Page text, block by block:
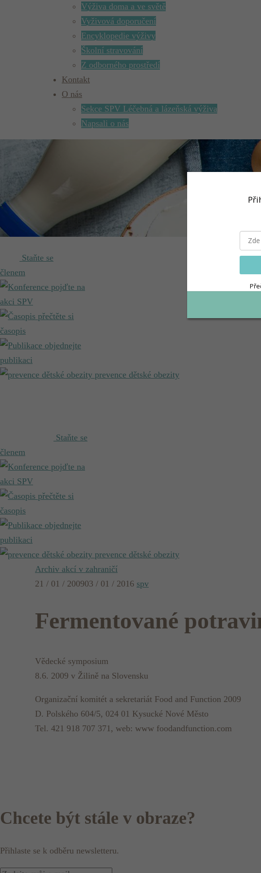
Výživa doma a ve světě
Vyživová doporučení
Encyklopedie výživy
Školní stravování
Z odborného prostředí
Kontakt
O nás
Sekce SPV Léčebná a lázeňská výživa
Napsali o nás
Staňte se
členem
pojďte na
akci SPV
přečtěte si
časopis
objednejte
publikaci
prevence dětské obezity
Staňte se
členem
pojďte na
akci SPV
přečtěte si
časopis
objednejte
publikaci
prevence dětské obezity
Archiv akcí v zahraničí
21 / 01 / 200903 / 01 / 2016 spv
Fermentované
Vědecké symposium
8.6. 2009 v Žilině na Slovensku
Organizační komitét a sekretariát Food and Function 2009
D. Polského 604/5, 024 01 Kysucké Nové Město
Tel. 421 918 707 371, web: www foodandfunction.com
Chcete být stále v obraze?
Přihlaste se k odběru newsletteru.